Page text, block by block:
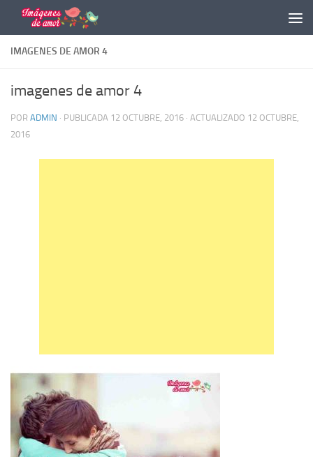
Saltar al contenido
IMAGENES DE AMOR 4
imagenes de amor 4
POR ADMIN · PUBLICADA 12 OCTUBRE, 2016 · ACTUALIZADO 12 OCTUBRE,
2016